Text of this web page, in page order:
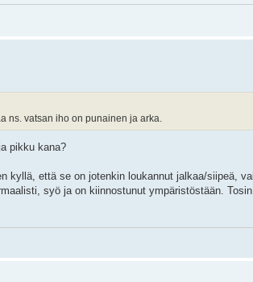
ns. vatsan iho on punainen ja arka.
pikku kana?
kyllä, että se on jotenkin loukannut jalkaa/siipeä,
syö ja on kiinnostunut ympäristöstään.